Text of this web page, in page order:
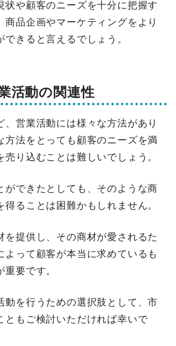
状や顧客のニーズを十分に把握す
商品企画やマーケティングをより
きると言えるでしょう。
活動の関連性
、営業活動には様々な方法があり
方法をとっても顧客のニーズを満
売り込むことは難しいでしょう。
ができたとしても、そのような商
ることは困難かもしれません。
を提供し、その商材が愛されるた
よって顧客が本当に求めているも
要です。
動を行うための選択肢として、市
ともご検討いただければ幸いで